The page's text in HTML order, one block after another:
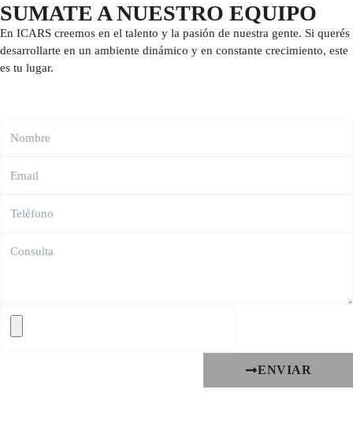
SUMATE A NUESTRO EQUIPO
En ICARS creemos en el talento y la pasión de nuestra gente. Si querés
desarrollarte en un ambiente dinámico y en constante crecimiento, este
es tu lugar.
ENVIAR